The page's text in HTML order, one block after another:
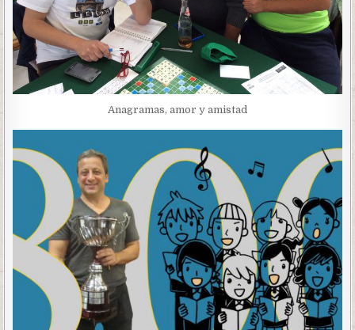
Anagramas, amor y amistad